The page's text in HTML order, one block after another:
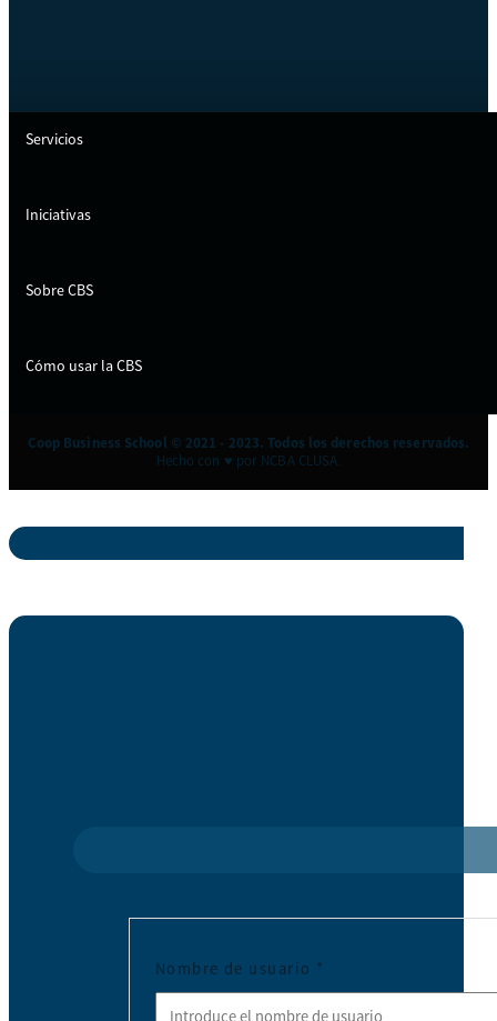
Servicios
Iniciativas
Sobre CBS
Cómo usar la CBS
Coop Business School © 2021 - 2023. Todos los derechos reservados.
Hecho con ♥ por NCBA CLUSA.
Nombre de usuario *